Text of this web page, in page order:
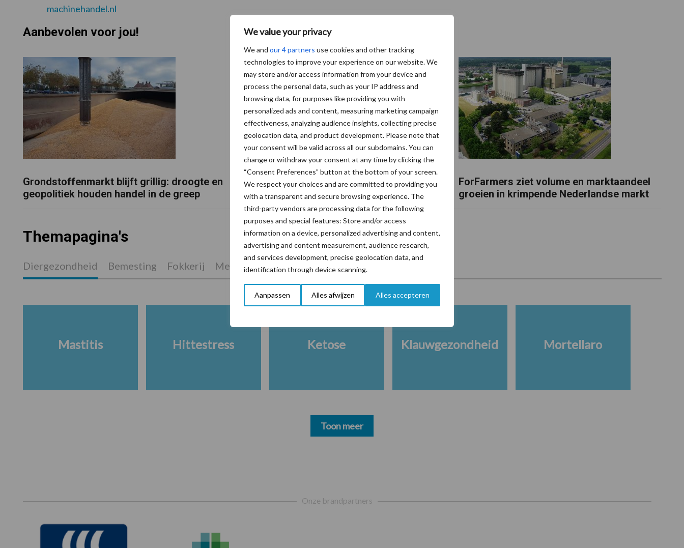
We value your privacy
We and our 4 partners use cookies and other tracking
technologies to improve your experience on our website. We
may store and/or access information from your device and
process the personal data, such as your IP address and
browsing data, for purposes like providing you with
personalized ads and content, measuring marketing campaign
effectiveness, analyzing audience insights, collecting precise
geolocation data, and product development. Please note that
your consent will be valid across all our subdomains. You can
change or withdraw your consent at any time by clicking the
“Consent Preferences” button at the bottom of your screen.
We respect your choices and are committed to providing you
with a transparent and secure browsing experience. The
third-party vendors are processing data for the following
purposes and special features: Store and/or access
information on a device, personalized advertising and content,
advertising and content measurement, audience research,
and services development, precise geolocation data, and
identification through device scanning.
Aanpassen Alles afwijzen Alles accepteren
machinehandel.nl
Aanbevolen voor jou!
Grondstoffenmarkt blijft grillig: droogte en
geopolitiek houden handel in de greep
De speenhuid: een vaak onderschatte
risicofactor voor mastitis
ForFarmers ziet volume en marktaandeel
groeien in krimpende Nederlandse markt
Themapagina's
Diergezondheid Bemesting Fokkerij Melkveebedrijf Veevoer Wet en regelgeving
Mastitis Hittestress Ketose Klauwgezondheid Mortellaro
Toon meer
Onze brandpartners